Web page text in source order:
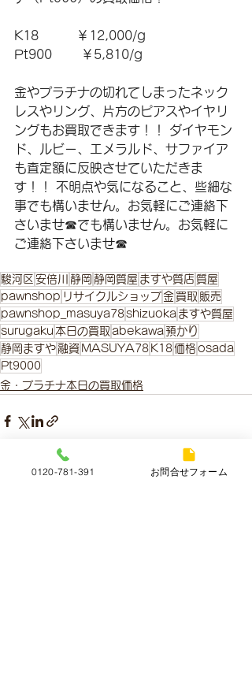
K18　　　￥12,000/g
Pt900 　　￥5,810/g
金やプラチナの切れてしまったネック
レスやリング、片方のピアスやイヤリ
ングもお買取できます！！ ダイヤモン
ド、ルビー、エメラルド、サファイア
も査定額に反映させていただきま
す！！ 不明点や気になること、些細な
事でも構いません。お気軽にご連絡下
さいませ☎でも構いません。お気軽に
ご連絡下さいませ☎
駿河区 安倍川 静岡 静岡質屋 ますや質店 質屋
pawnshop リサイクルショップ 金 買取 販売
pawnshop_masuya78shizuoka ますや質屋
surugaku 本日の買取 abekawa 預かり
静岡ますや 融資 MASUYA78 K18価格osada
Pt9000
金・プラチナ本日の買取価格
最新記事 すべて表示
0120-781-391 お問合せフォーム